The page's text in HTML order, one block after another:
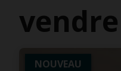
NOUVEAU